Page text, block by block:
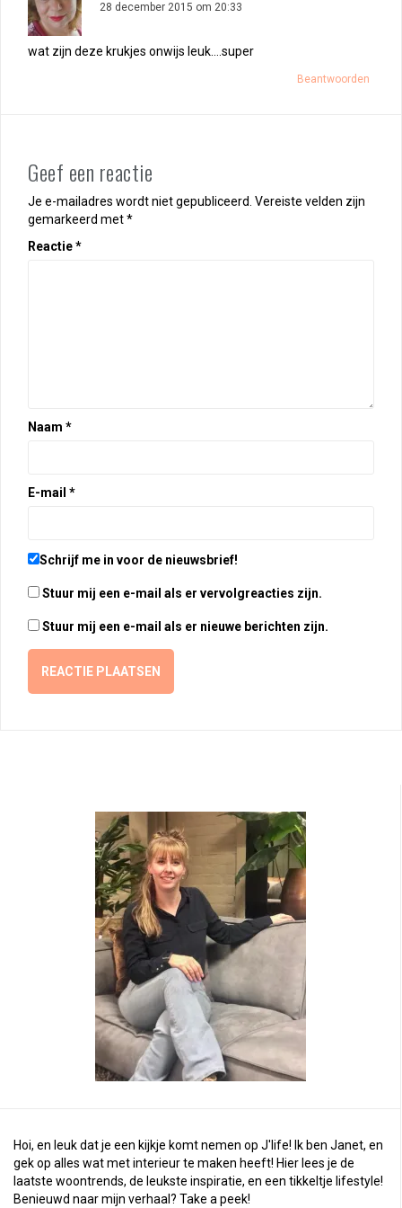
28 december 2015 om 20:33
wat zijn deze krukjes onwijs leuk….super
Beantwoorden
Geef een reactie
Je e-mailadres wordt niet gepubliceerd. Vereiste velden zijn
gemarkeerd met*
Reactie*
Naam *
E-mail *
Schrijf me in voor de nieuwsbrief!
Stuur mij een e-mail als er vervolgreacties zijn.
Stuur mij een e-mail als er nieuwe berichten zijn.
Hoi, en leuk dat je een kijkje komt nemen op J'life! Ik ben Janet, en
gek op alles wat met interieur te maken heeft! Hier lees je de
laatste woontrends, de leukste inspiratie, en een tikkeltje lifestyle!
Benieuwd naar mijn verhaal? Take a peek!